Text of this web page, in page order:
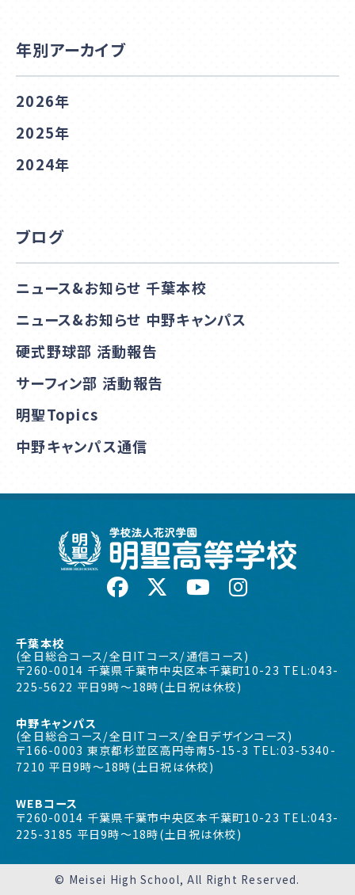
年別アーカイブ
2026年
2025年
2024年
ブログ
ニュース&お知らせ 千葉本校
ニュース&お知らせ 中野キャンパス
硬式野球部 活動報告
サーフィン部 活動報告
明聖Topics
中野キャンパス通信
千葉本校
(全日総合コース/全日ITコース/通信コース)
〒260-0014 千葉県千葉市中央区本千葉町10-23 TEL:043-
225-5622 平日9時〜18時(土日祝は休校)
中野キャンパス
(全日総合コース/全日ITコース/全日デザインコース)
〒166-0003 東京都杉並区高円寺南5-15-3 TEL:03-5340-
7210 平日9時〜18時(土日祝は休校)
WEBコース
〒260-0014 千葉県千葉市中央区本千葉町10-23 TEL:043-
225-3185 平日9時〜18時(土日祝は休校)
© Meisei High School, All Right Reserved.